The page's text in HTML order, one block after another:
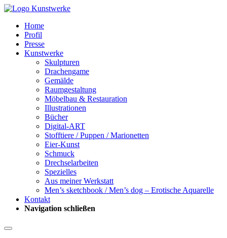
Home
Profil
Presse
Kunstwerke
Skulpturen
Drachengame
Gemälde
Raumgestaltung
Möbelbau & Restauration
Illustrationen
Bücher
Digital-ART
Stofftiere / Puppen / Marionetten
Eier-Kunst
Schmuck
Drechselarbeiten
Spezielles
Aus meiner Werkstatt
Men’s sketchbook / Men’s dog – Erotische Aquarelle
Kontakt
Navigation schließen